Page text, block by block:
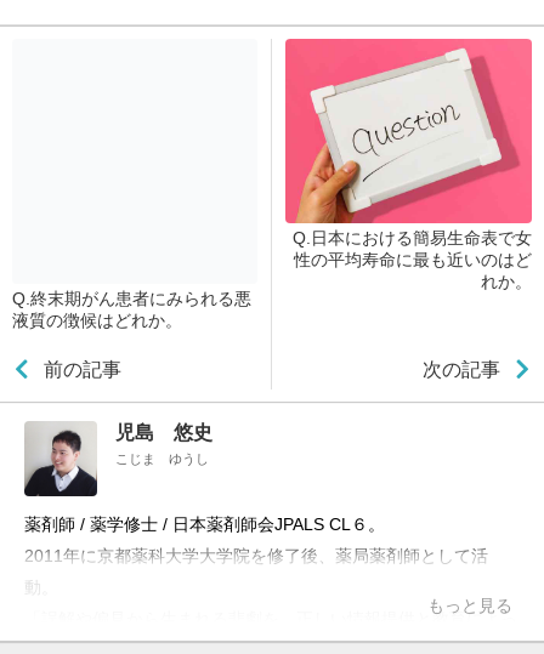
Q.終末期がん患者にみられる悪
液質の徴候はどれか。
前の記事
Q.日本における簡易生命表で女
性の平均寿命に最も近いのはど
れか。
次の記事
児島 悠史
こじま ゆうし
薬剤師 / 薬学修士 / 日本薬剤師会JPALS CL６。
2011年に京都薬科大学大学院を修了後、薬局薬剤師として活
動。
「誤解や偏見から生まれる悲劇を、正しい情報提供と教育によっ
もっと見る